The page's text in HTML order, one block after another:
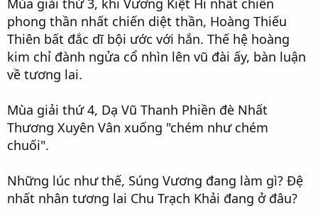
phong thần nhất chiến diệt thần, Hoàng Thiếu
Thiên bất đắc dĩ bội ước với hắn. Thế hệ hoàng
kim chỉ đành ngửa cổ nhìn lên vũ đài ấy, bàn luận
về tương lai.
Mùa giải thứ 4, Dạ Vũ Thanh Phiền đè Nhất
Thương Xuyên Vân xuống "chém như chém
chuối".
Những lúc như thế, Súng Vương đang làm gì? Đệ
nhất nhân tương lai Chu Trạch Khải đang ở đâu?